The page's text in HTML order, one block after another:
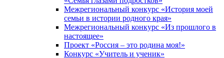
Межрегиональный конкурс «История моей
семьи в истории родного края»
Межрегиональный конкурс «Из прошлого в
настоящее»
Проект «Россия – это родина моя!»
Конкурс «Учитель и ученик»